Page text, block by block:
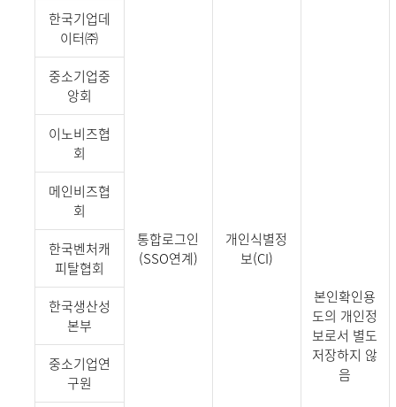
통합로그인
(SSO연계)
개인식별정
보(CI)
본인확인용
도의 개인정
보로서 별도
저장하지 않
음
한국기업데
이터㈜
중소기업중
앙회
이노비즈협
회
메인비즈협
회
한국벤처캐
피탈협회
한국생산성
본부
중소기업연
구원